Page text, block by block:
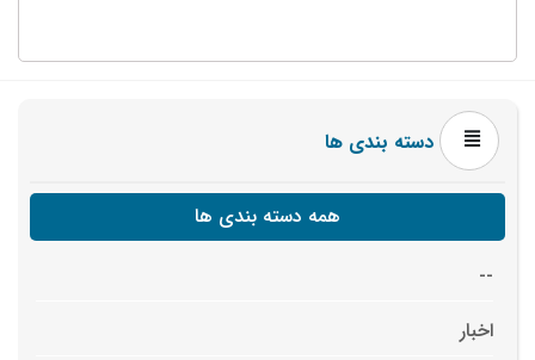
دسته بندی ها
همه دسته بندی ها
--
اخبار